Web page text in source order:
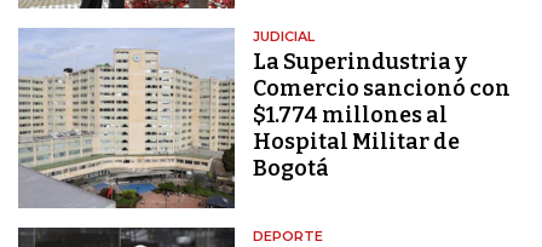
JUDICIAL
La Superindustria y
Comercio sancionó con
$1.774 millones al
Hospital Militar de
Bogotá
DEPORTE